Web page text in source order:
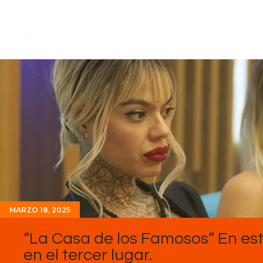
MARZO 18, 2025
“La Casa de los Famosos” En
en el tercer lugar.